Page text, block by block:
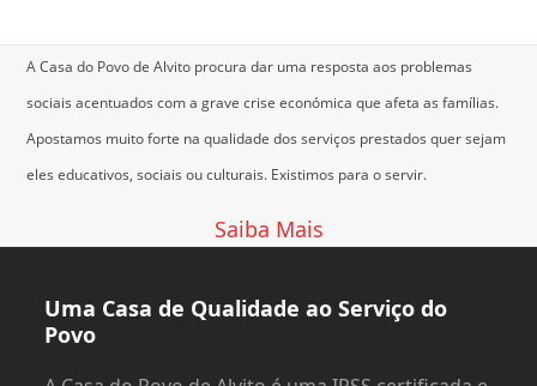
A Casa do Povo de Alvito procura dar uma resposta aos problemas
sociais acentuados com a grave crise económica que afeta as famílias.
Apostamos muito forte na qualidade dos serviços prestados quer sejam
eles educativos, sociais ou culturais. Existimos para o servir.
Saiba Mais
Uma Casa de Qualidade ao Serviço do
Povo